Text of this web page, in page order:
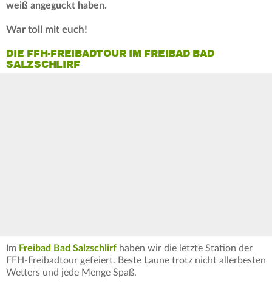
weiß angeguckt haben.
War toll mit euch!
DIE FFH-FREIBADTOUR IM FREIBAD BAD
SALZSCHLIRF
Im Freibad Bad Salzschlirf haben wir die letzte Station der
FFH-Freibadtour gefeiert. Beste Laune trotz nicht allerbesten
Wetters und jede Menge Spaß.